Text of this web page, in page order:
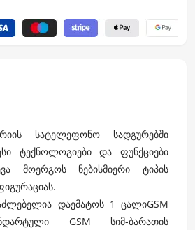
სატელეფონო სადგურებში
ტექნოლოგიები და ფუნქციები
მოერგოს ნებისმიერი ტიპის
დაემატოს 1 ცალიGSM
GSM სიმ-ბარათის